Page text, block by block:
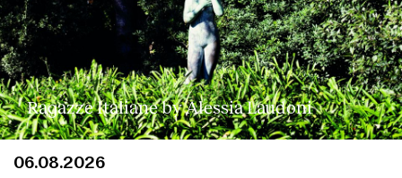
Ragazze Italiane by Alessia Laudoni
06.08.2026